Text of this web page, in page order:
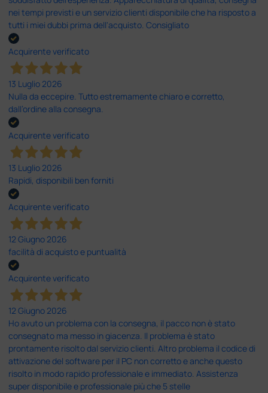
nei tempi previsti e un servizio clienti disponibile che ha risposto a
tutti i miei dubbi prima dell'acquisto. Consigliato
Acquirente verificato
13 Luglio 2026
Nulla da eccepire. Tutto estremamente chiaro e corretto,
dall’ordine alla consegna.
Acquirente verificato
13 Luglio 2026
Rapidi, disponibili ben forniti
Acquirente verificato
12 Giugno 2026
facilità di acquisto e puntualità
Acquirente verificato
12 Giugno 2026
Ho avuto un problema con la consegna, il pacco non è stato
consegnato ma messo in giacenza. Il problema è stato
prontamente risolto dal servizio clienti. Altro problema il codice di
attivazione del software per il PC non corretto e anche questo
risolto in modo rapido professionale e immediato. Assistenza
super disponibile e professionale più che 5 stelle